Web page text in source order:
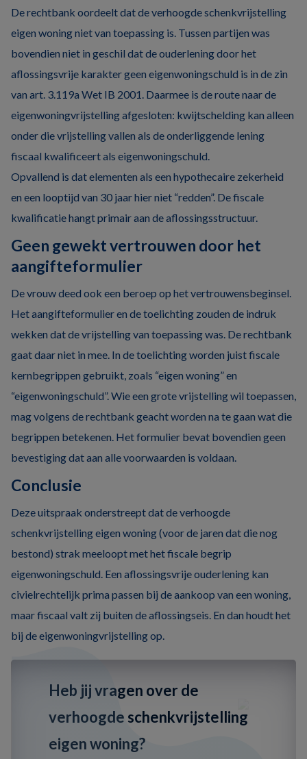
De rechtbank oordeelt dat de verhoogde schenkvrijstelling
eigen woning niet van toepassing is. Tussen partijen was
bovendien niet in geschil dat de ouderlening door het
aflossingsvrije karakter geen eigenwoningschuld is in de zin
van art. 3.119a Wet IB 2001. Daarmee is de route naar de
eigenwoningvrijstelling afgesloten: kwijtschelding kan alleen
onder die vrijstelling vallen als de onderliggende lening
fiscaal kwalificeert als eigenwoningschuld.
Opvallend is dat elementen als een hypothecaire zekerheid
en een looptijd van 30 jaar hier niet “redden”. De fiscale
kwalificatie hangt primair aan de aflossingsstructuur.
Geen gewekt vertrouwen door het
aangifteformulier
De vrouw deed ook een beroep op het vertrouwensbeginsel.
Het aangifteformulier en de toelichting zouden de indruk
wekken dat de vrijstelling van toepassing was. De rechtbank
gaat daar niet in mee. In de toelichting worden juist fiscale
kernbegrippen gebruikt, zoals “eigen woning” en
“eigenwoningschuld”. Wie een grote vrijstelling wil toepassen,
mag volgens de rechtbank geacht worden na te gaan wat die
begrippen betekenen. Het formulier bevat bovendien geen
bevestiging dat aan alle voorwaarden is voldaan.
Conclusie
Deze uitspraak onderstreept dat de verhoogde
schenkvrijstelling eigen woning (voor de jaren dat die nog
bestond) strak meeloopt met het fiscale begrip
eigenwoningschuld. Een aflossingsvrije ouderlening kan
civielrechtelijk prima passen bij de aankoop van een woning,
maar fiscaal valt zij buiten de aflossingseis. En dan houdt het
bij de eigenwoningvrijstelling op.
Heb jij vragen over de
verhoogde schenkvrijstelling
eigen woning?